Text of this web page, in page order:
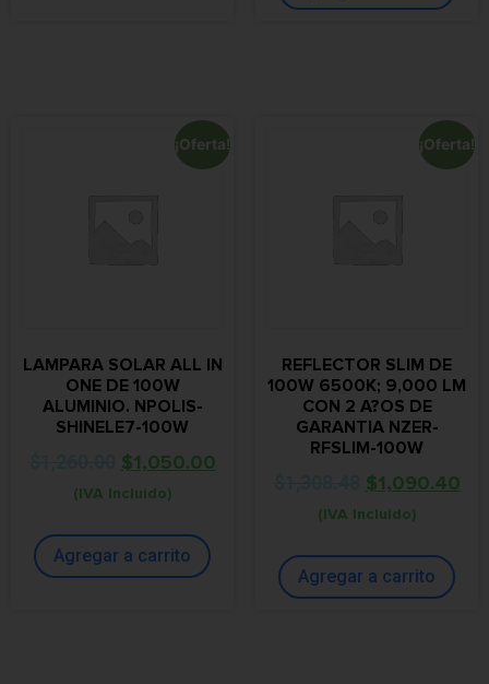
¡Oferta!
LAMPARA SOLAR ALL IN
ONE DE 100W
ALUMINIO. NPOLIS-
SHINELE7-100W
$1,050.00
(IVA Incluido)
Agregar a carrito
¡Oferta!
REFLECTOR SLIM DE
100W 6500K; 9,000 LM
CON 2 A?OS DE
GARANTIA NZER-
RFSLIM-100W
$1,090.40
(IVA Incluido)
Agregar a carrito